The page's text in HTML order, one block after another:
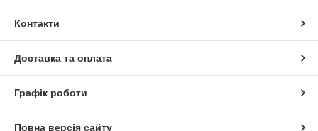
Контакти
Доставка та оплата
Графік роботи
Повна версія сайту